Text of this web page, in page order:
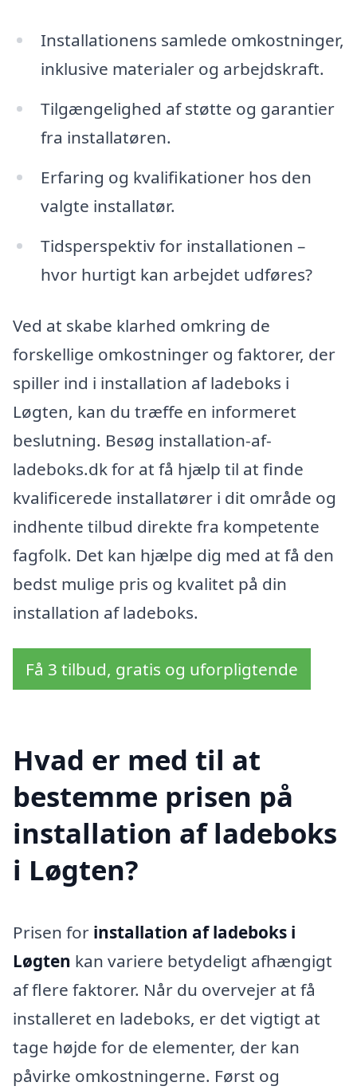
Installationens samlede omkostninger,
inklusive materialer og arbejdskraft.
Tilgængelighed af støtte og garantier
fra installatøren.
Erfaring og kvalifikationer hos den
valgte installatør.
Tidsperspektiv for installationen –
hvor hurtigt kan arbejdet udføres?
Ved at skabe klarhed omkring de
forskellige omkostninger og faktorer, der
spiller ind i installation af ladeboks i
Løgten, kan du træffe en informeret
beslutning. Besøg installation-af-
ladeboks.dk for at få hjælp til at finde
kvalificerede installatører i dit område og
indhente tilbud direkte fra kompetente
fagfolk. Det kan hjælpe dig med at få den
bedst mulige pris og kvalitet på din
installation af ladeboks.
Få 3 tilbud, gratis og uforpligtende
Hvad er med til at
bestemme prisen på
installation af ladeboks
i Løgten?
Prisen for installation af ladeboks i
Løgten kan variere betydeligt afhængigt
af flere faktorer. Når du overvejer at få
installeret en ladeboks, er det vigtigt at
tage højde for de elementer, der kan
påvirke omkostningerne. Først og